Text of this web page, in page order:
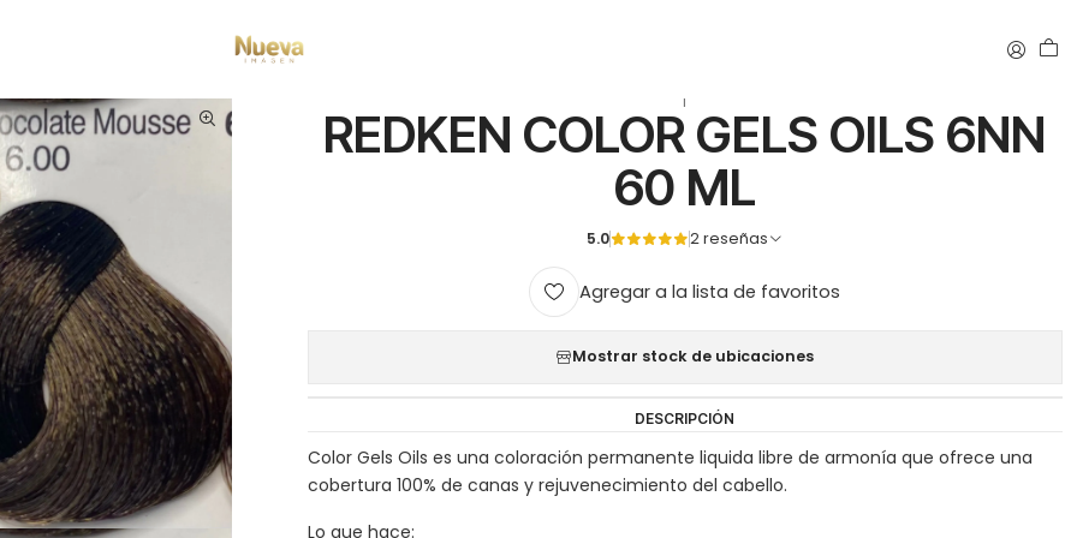
|
REDKEN COLOR GELS OILS 6NN
60 ML
5.0 2 reseñas
Agregar a la lista de favoritos
Mostrar stock de ubicaciones
DESCRIPCIÓN
Color Gels Oils es una coloración permanente liquida libre de armonía que ofrece una
cobertura 100% de canas y rejuvenecimiento del cabello.
Lo que hace: